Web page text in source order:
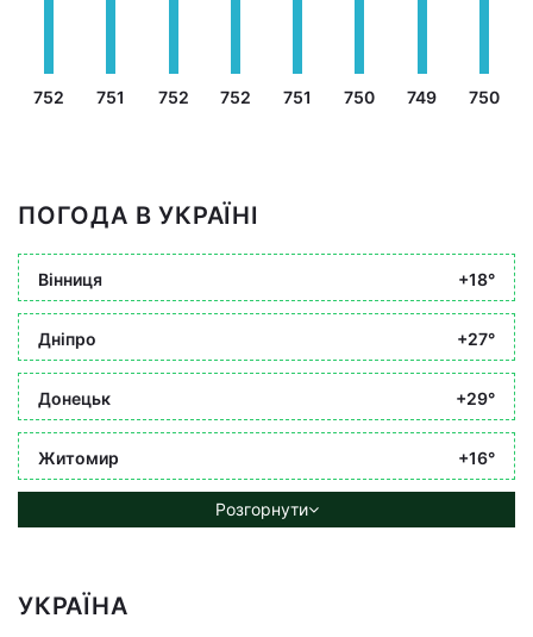
752 751 752 752 751 750 749 750
ПОГОДА В УКРАЇНІ
Вінниця +18°
Дніпро +27°
Донецьк +29°
Житомир +16°
Розгорнути
УКРАЇНА